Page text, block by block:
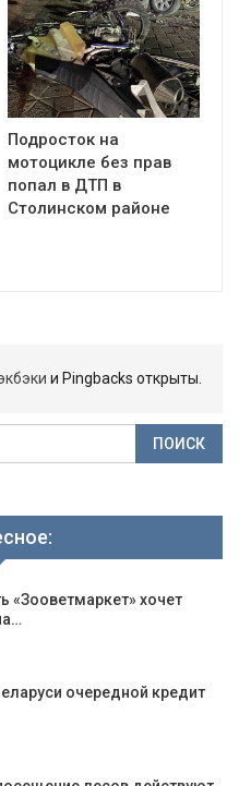
Подросток на
мотоцикле без прав
попал в ДТП в
Столинском районе
и Pingbacks открыты.
«Зооветмаркет» хочет
очередной кредит